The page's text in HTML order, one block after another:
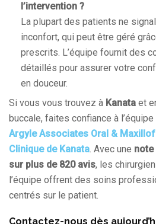
l’intervention ?
La plupart des patients ne
inconfort, qui peut être géré
prescrits. L’équipe fournit des
détaillés pour assurer votre
en douceur.
Si vous vous trouvez à Kanata et
buccale, faites confiance à
Argyle Associates Oral &
Clinique de Kanata. Avec une note
sur plus de 820 avis, les
l’équipe offrent des soins
centrés sur le patient.
Contactez-nous dès